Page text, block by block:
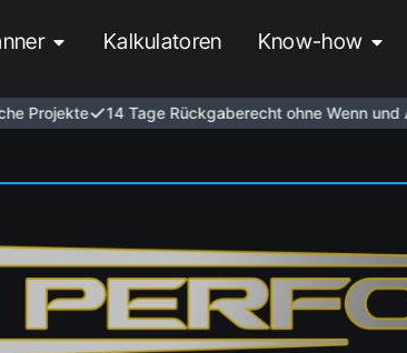
Kalkulatoren Know-how
Projekte✓14 Tage Rückgaberecht ohne Wenn und